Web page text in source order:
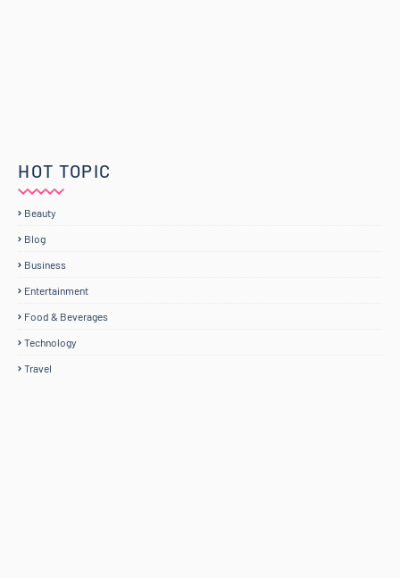
HOT TOPIC
Beauty
Blog
Business
Entertainment
Food & Beverages
Technology
Travel